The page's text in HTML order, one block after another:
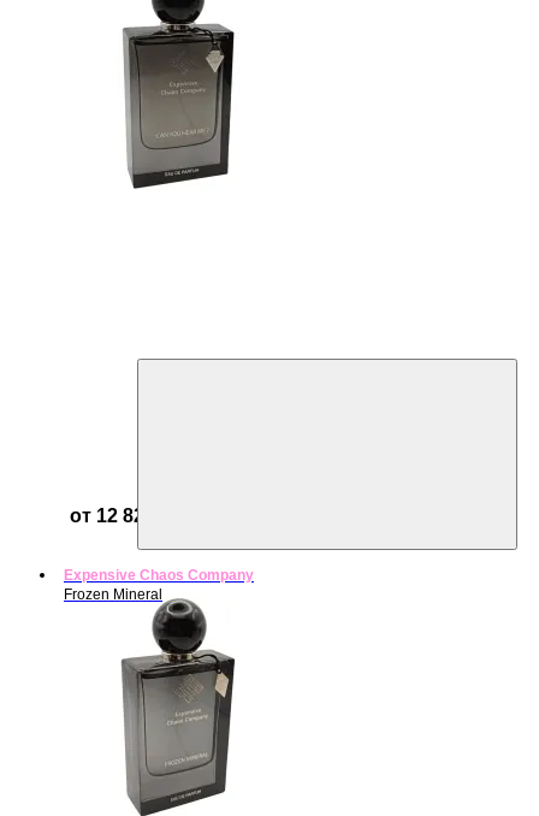
от 12 821 ₽
Expensive Chaos Company
Frozen Mineral